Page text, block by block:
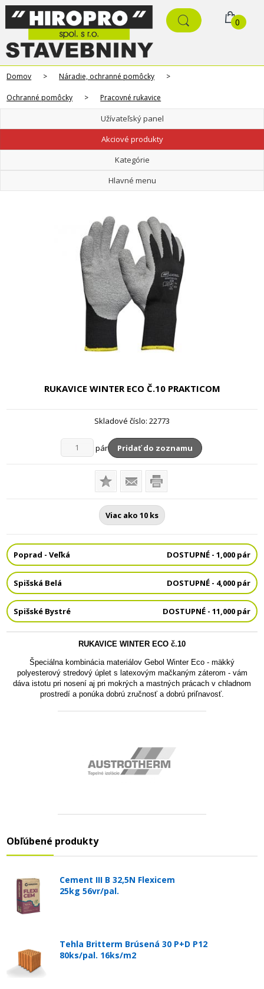
0
Domov > Náradie, ochranné pomôcky >
Ochranné pomôcky > Pracovné rukavice
Užívateľský panel
Akciové produkty
Kategórie
Hlavné menu
RUKAVICE WINTER ECO Č.10 PRAKTICOM
Skladové číslo: 22773
pár Pridať do zoznamu
Viac ako 10 ks
Poprad - Veľká DOSTUPNÉ - 1,000 pár
Spišská Belá DOSTUPNÉ - 4,000 pár
Spišské Bystré DOSTUPNÉ - 11,000 pár
RUKAVICE WINTER ECO č.10
Špeciálna kombinácia materiálov Gebol Winter Eco - mäkký
polyesterový stredový úplet s latexovým mačkaným záterom - vám
dáva istotu pri nosení aj pri mokrých a mastných prácach v chladnom
prostredí a ponúka dobrú zručnosť a dobrú priľnavosť.
Obľúbené produkty
Cement III B 32,5N Flexicem
25kg 56vr/pal.
Tehla Britterm Brúsená 30 P+D P12
80ks/pal. 16ks/m2